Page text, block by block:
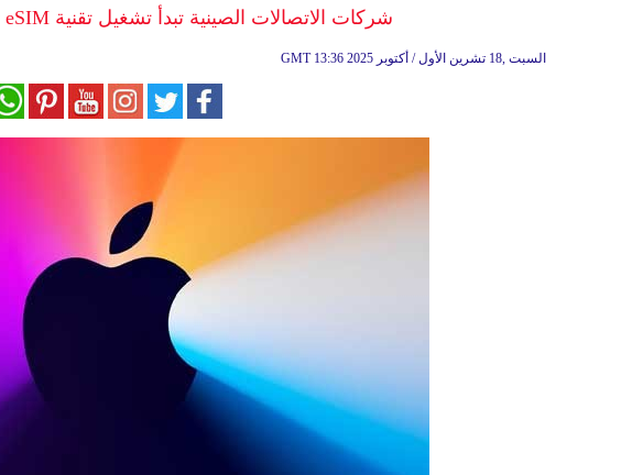
شركات الاتصالات الصينية تبدأ تشغيل تقنية eSIM تمهيداً لإطلاق آيفون إير
GMT 13:36 2025 السبت ,18 تشرين الأول / أكتوبر